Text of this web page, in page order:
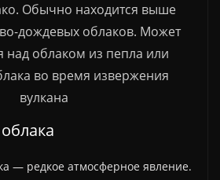
Обычно находится выше
дождевых облаков. Может
над облаком из пепла или
во время извержения
вулкана
— редкое атмосферное явление.